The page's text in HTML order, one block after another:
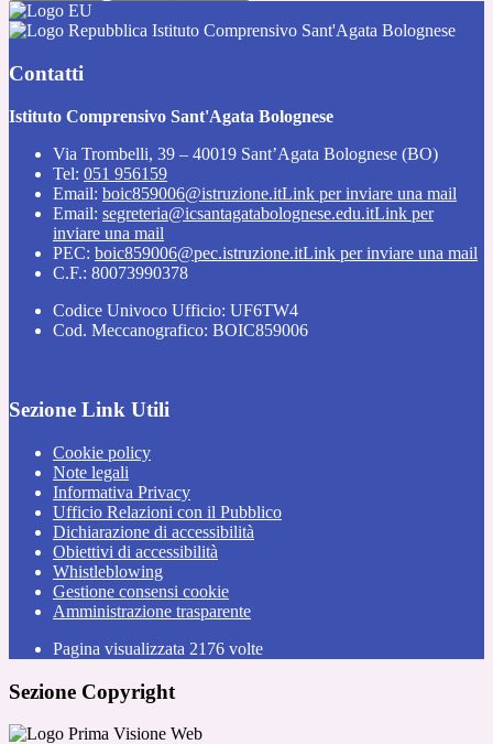
Istituto Comprensivo Sant'Agata Bolognese
Contatti
Istituto Comprensivo Sant'Agata Bolognese
Via Trombelli, 39 – 40019 Sant’Agata Bolognese (BO)
Tel: 051 956159
Email: boic859006@istruzione.itLink per inviare una mail
Email: segreteria@icsantagatabolognese.edu.itLink per
inviare una mail
PEC: boic859006@pec.istruzione.itLink per inviare una mail
C.F.: 80073990378
Codice Univoco Ufficio: UF6TW4
Cod. Meccanografico: BOIC859006
Sezione Link Utili
Cookie policy
Note legali
Informativa Privacy
Ufficio Relazioni con il Pubblico
Dichiarazione di accessibilità
Obiettivi di accessibilità
Whistleblowing
Gestione consensi cookie
Amministrazione trasparente
Pagina visualizzata 2176 volte
Sezione Copyright